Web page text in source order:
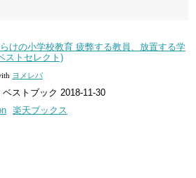
けの小学校教育 疲弊する教員、放置する学
ストセレクト)
ヨメレバ
ベストブック 2018-11-30
楽天ブックス